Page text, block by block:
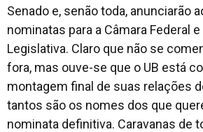
Senado e, senão toda, anunciarão
nominatas para a Câmara Federal
Legislativa. Claro que não se
fora, mas ouve-se que o UB está
montagem final de suas relações
tantos são os nomes dos que
nominata definitiva. Caravanas de